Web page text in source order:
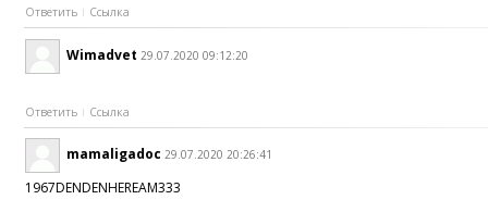
Ответить Ссылка
Wimadvet 29.07.2020 09:12:20
Ответить Ссылка
mamaligadoc 29.07.2020 20:26:41
1967DENDENHEREAM333